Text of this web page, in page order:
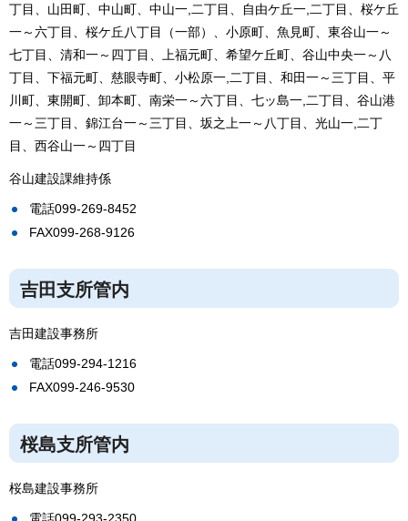
丁目、山田町、中山町、中山一,二丁目、自由ケ丘一,二丁目、桜ケ丘
一～六丁目、桜ケ丘八丁目（一部）、小原町、魚見町、東谷山一～
七丁目、清和一～四丁目、上福元町、希望ケ丘町、谷山中央一～八
丁目、下福元町、慈眼寺町、小松原一,二丁目、和田一～三丁目、平
川町、東開町、卸本町、南栄一～六丁目、七ッ島一,二丁目、谷山港
一～三丁目、錦江台一～三丁目、坂之上一～八丁目、光山一,二丁
目、西谷山一～四丁目
谷山建設課維持係
電話099-269-8452
FAX099-268-9126
吉田支所管内
吉田建設事務所
電話099-294-1216
FAX099-246-9530
桜島支所管内
桜島建設事務所